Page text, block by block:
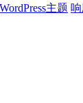
WordPress主题